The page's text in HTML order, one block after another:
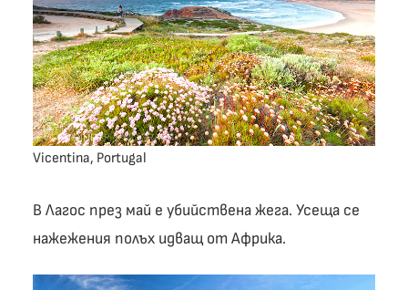
Vicentina, Portugal
В Лагос през май е убийствена жега. Усеща се
нажежения полъх идващ от Африка.